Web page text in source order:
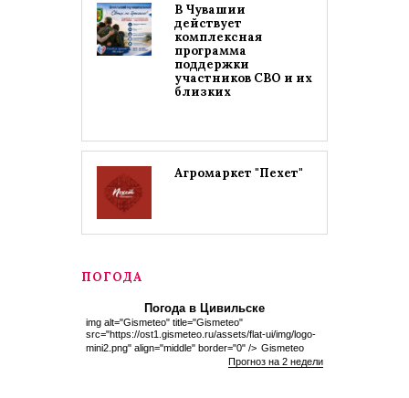
В Чувашии
действует
комплексная
программа
поддержки
участников СВО и их
близких
Агромаркет "Пехет"
ПОГОДА
Погода в Цивильске
img alt="Gismeteo" title="Gismeteo"
src="https://ost1.gismeteo.ru/assets/flat-ui/img/logo-
mini2.png" align="middle" border="0" /> Gismeteo
Прогноз на 2 недели